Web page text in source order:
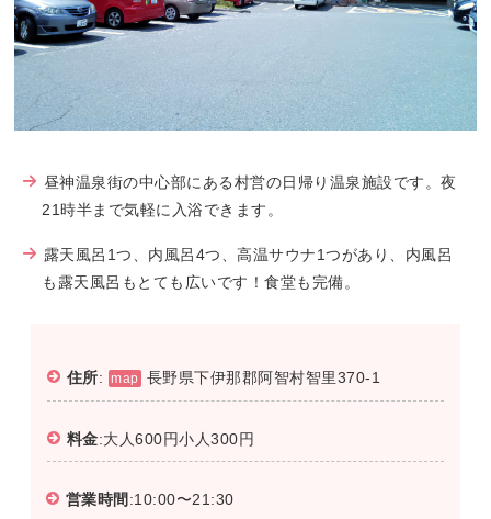
昼神温泉街の中心部にある村営の日帰り温泉施設です。夜
21時半まで気軽に入浴できます。
露天風呂1つ、内風呂4つ、高温サウナ1つがあり、内風呂
も露天風呂もとても広いです！食堂も完備。
住所: map 長野県下伊那郡阿智村智里370-1
料金:大人600円小人300円
営業時間 :10:00〜21:30